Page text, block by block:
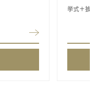
挙式＋